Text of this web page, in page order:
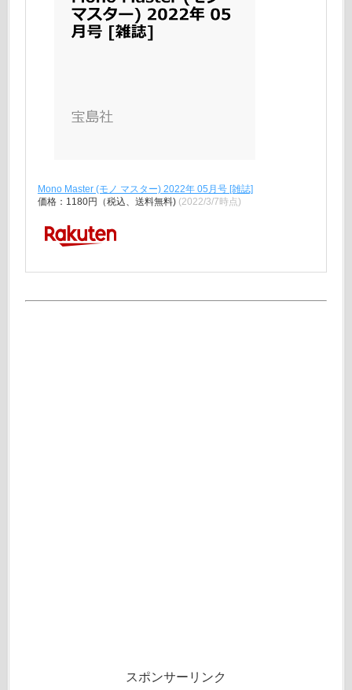
Mono Master (モノ マスター) 2022年 05月号 [雑誌]
価格：1180円（税込、送料無料) (2022/3/7時点)
スポンサーリンク